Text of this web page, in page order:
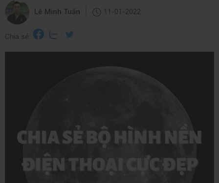
Lê Minh Tuấn 11-01-2022
Chia sẻ: